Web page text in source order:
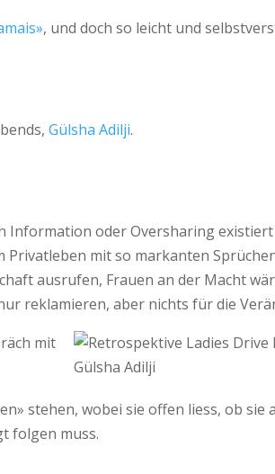
, und doch so leicht und
Gülsha Adilji.
oder Oversharing
mit so markanten
ausrufen, Frauen an der Macht
reklamieren, aber nichts für die
stehen, wobei sie offen liess, ob
folgen muss.